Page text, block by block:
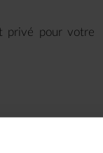
privé pour votre